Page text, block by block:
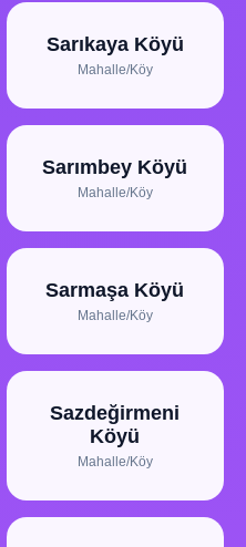
Sarıkaya Köyü
Mahalle/Köy
Sarımbey Köyü
Mahalle/Köy
Sarmaşa Köyü
Mahalle/Köy
Sazdeğirmeni
Köyü
Mahalle/Köy